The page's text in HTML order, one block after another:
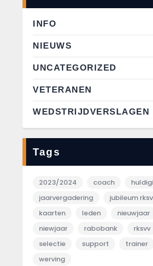
INFO
NIEUWS
UNCATEGORIZED
VETERANEN
WEDSTRIJDVERSLAGEN
Tags
2023/2024 coach
jaarvergadering
jubileum
kaarten
leden
nieuwjaar
niewjaar
rabobank
rksvv
selectie
support
trainer
werving